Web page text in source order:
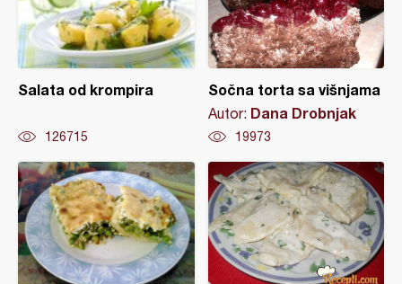
Salata od krompira
126715
Sočna torta sa višnjama
Autor: Dana Drobnjak
19973